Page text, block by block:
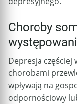
Choroby
Depresja częściej
chorobami
wpływają na
odpornościowy